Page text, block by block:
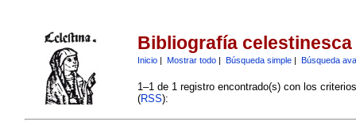
Bibliografía celestinesca
Inicio| Mostrar todo| Búsqueda simple| Búsqueda
1–1 de 1 registro encontrado(s) con los
(RSS):